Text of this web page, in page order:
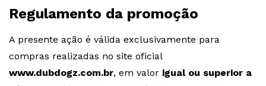
Regulamento da promoção
A presente ação é válida exclusivamente para
compras realizadas no site oficial
www.dubdogz.com.br, em valor igual ou superior a